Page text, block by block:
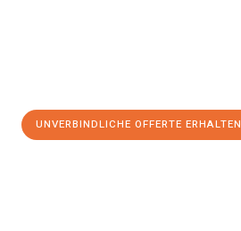
UNVERBINDLICHE OFFERTE ERHALTEN